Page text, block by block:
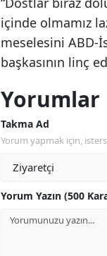
içinde olmamız
meselesini ABD-
başkasının linç
Yorumlar
Takma Ad
Yorum yapmak için,
Yorum Yazın (500